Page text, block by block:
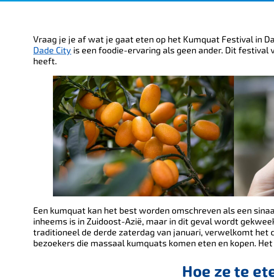
Vraag je je af wat je gaat eten op het Kumquat Festival in
Dade City is een foodie-ervaring als geen ander. Dit
heeft.
Een kumquat kan het best worden omschreven als een
inheems is in Zuidoost-Azië, maar in dit geval wordt
traditioneel de derde zaterdag van januari, verwelkomt het
bezoekers die massaal kumquats komen eten en kopen.
Hoe ze te